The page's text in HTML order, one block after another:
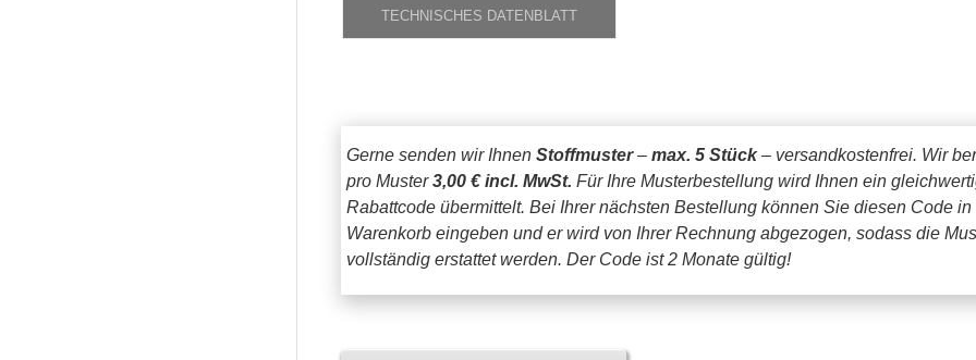
TECHNISCHES DATENBLATT
Gerne senden wir Ihnen Stoffmuster– max. 5 Stück– versandkostenfrei. Wir
pro Muster3,00 € incl. MwSt. Für Ihre Musterbestellung wird Ihnen ein
Rabattcode übermittelt. Bei Ihrer nächsten Bestellung können Sie diesen Code in
Warenkorb eingeben und er wird von Ihrer Rechnung abgezogen, sodass die
vollständig erstattet werden. Der Code ist 2 Monate gültig!